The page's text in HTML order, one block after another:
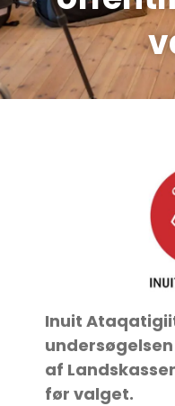
Inuit
af
før valget.